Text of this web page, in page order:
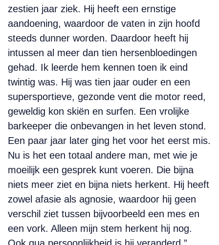
zestien jaar ziek. Hij heeft een ernstige
aandoening, waardoor de vaten in zijn hoofd
steeds dunner worden. Daardoor heeft hij
intussen al meer dan tien hersenbloedingen
gehad. Ik leerde hem kennen toen ik eind
twintig was. Hij was tien jaar ouder en een
supersportieve, gezonde vent die motor reed,
geweldig kon skiën en surfen. Een vrolijke
barkeeper die onbevangen in het leven stond.
Een paar jaar later ging het voor het eerst mis.
Nu is het een totaal andere man, met wie je
moeilijk een gesprek kunt voeren. Die bijna
niets meer ziet en bijna niets herkent. Hij heeft
zowel afasie als agnosie, waardoor hij geen
verschil ziet tussen bijvoorbeeld een mes en
een vork. Alleen mijn stem herkent hij nog.